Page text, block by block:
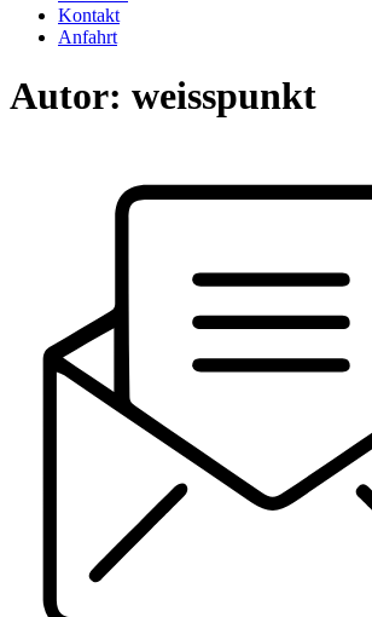
Kontakt
Anfahrt
Autor: weisspunkt